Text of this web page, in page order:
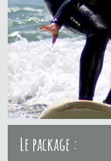
Le package :